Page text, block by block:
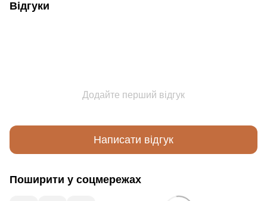
Відгуки
Додайте перший відгук
Написати відгук
Поширити у соцмережах